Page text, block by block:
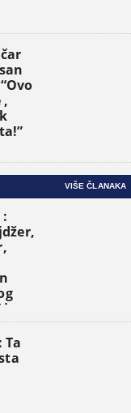
,
VIŠE ČLANAKA
Ta